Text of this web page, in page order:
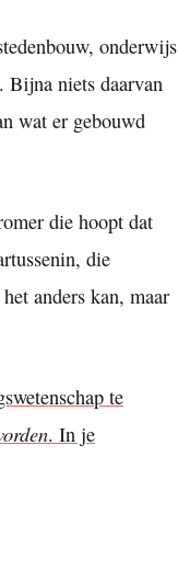
onderwijs
Bijna niets daarvan
wat er gebouwd
die hoopt dat
die
anders kan, maar
te
. In je